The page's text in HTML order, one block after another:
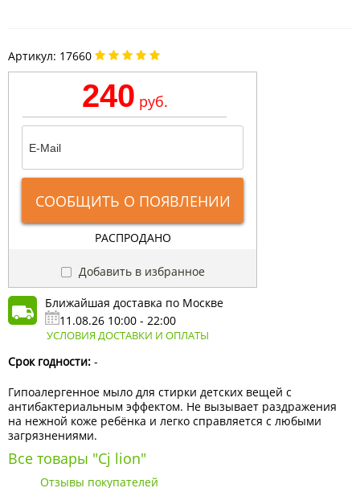
Артикул: 17660
240 руб.
СООБЩИТЬ О ПОЯВЛЕНИИ
РАСПРОДАНО
Добавить в избранное
Ближайшая доставка по Москве
11.08.26 10:00 - 22:00
УСЛОВИЯ ДОСТАВКИ И ОПЛАТЫ
Срок годности: -
Гипоалергенное мыло для стирки детских вещей с
антибактериальным эффектом. Не вызывает раздражения
на нежной коже ребёнка и легко справляется с любыми
загрязнениями.
Все товары "Cj lion"
Отзывы покупателей